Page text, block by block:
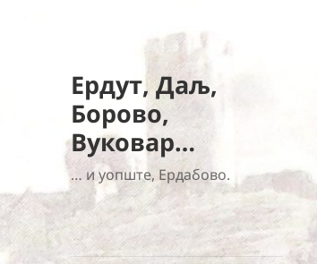
Ердут, Даљ,
Борово,
Вуковар…
… и уопште, Ердабово.